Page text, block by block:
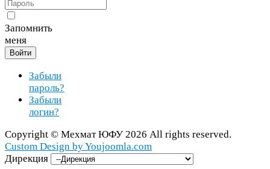
Запомнить
меня
Войти
Забыли
пароль?
Забыли
логин?
Copy­right © МехматЮФУ 2026 All rights reserved.
Cus­tom Design by You​joomla​.com
Дирекция